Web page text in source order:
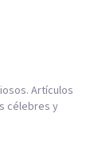
Artículos
célebres y